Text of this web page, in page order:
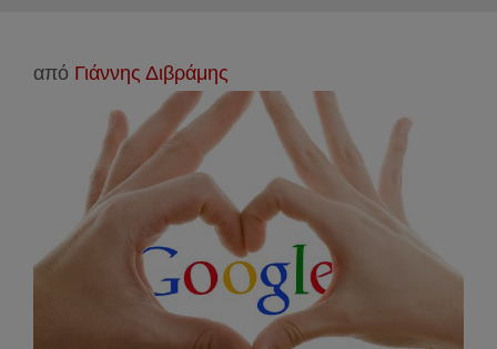
από Γιάννης Διβράμης